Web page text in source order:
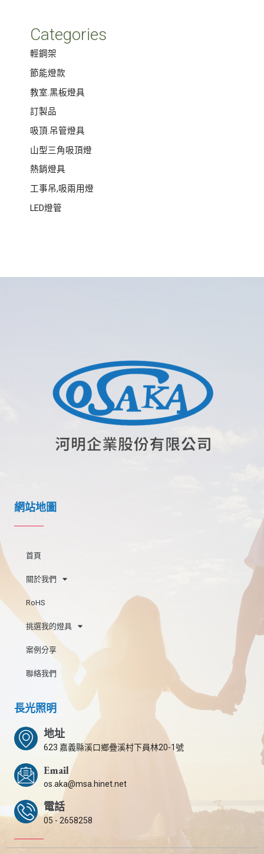
Categories
輕鋼架
節能燈款
教室.黑板燈具
訂製品
吸頂.吊管燈具
山型三角吸頂燈
熱銷燈具
工事吊,吸兩用燈
LED燈管
網站地圖
首頁
關於我們
RoHS
挑選我的燈具
案例分享
聯絡我們
長光照明
地址
623 嘉義縣溪口鄉疊溪村下員林20-1號
Email
os.aka@msa.hinet.net
電話
05 - 2658258